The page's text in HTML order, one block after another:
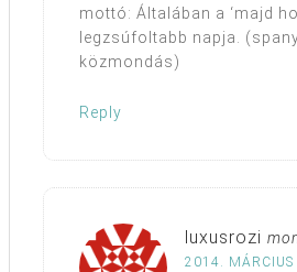
mottó: Általában a ‘majd
legzsúfoltabb napja.
közmondás)
Reply
luxusrozi
2014. MÁRCIUS